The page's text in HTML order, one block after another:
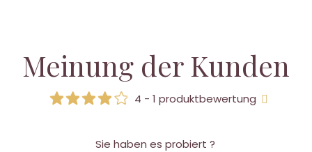
Meinung der Kunden
4 - 1 produktbewertung
Sie haben es probiert ?